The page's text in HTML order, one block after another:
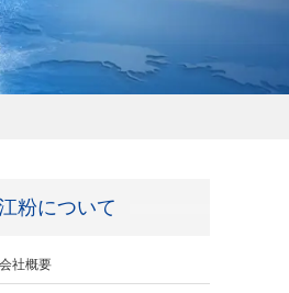
粉について
会社概要